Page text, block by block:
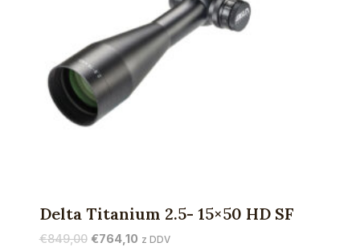
Delta Titanium 2.5- 15×50 HD SF
€849,00 Izvirna
€764,10Trenutna
z DDV